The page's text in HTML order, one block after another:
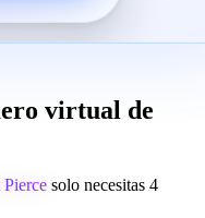
virtual de
solo necesitas 4